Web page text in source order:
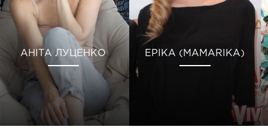
АНІТА ЛУЦЕНКО ЕРІКА (MAMARIKA)